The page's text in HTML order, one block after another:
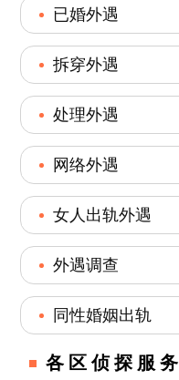
已婚外遇
拆穿外遇
处理外遇
网络外遇
女人出轨外遇
外遇调查
同性婚姻出轨
各区侦探服务